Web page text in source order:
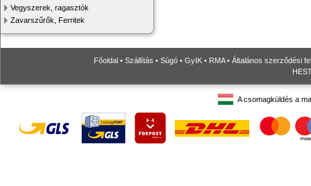
Vegyszerek, ragasztók
Zavarszűrők, Ferritek
Főoldal • Szállítás • Súgó • GyIK • RMA• Általános szerződési
A csomagküldés a